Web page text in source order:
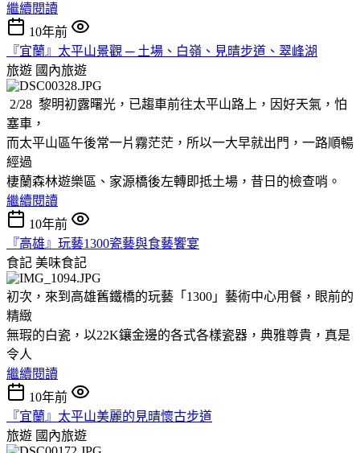
繼續閱讀
10年前
『宜蘭』太平山景觀 ─ 土場、白嶺、見晴步道、翠峰湖
旅遊 國內旅遊
2/28 黎明初露曙光，已趨車前往太平山路上，因好天氣，怕
塞車，
而太平山區午後常一片霧茫茫，所以一大早就出門，一路順暢
經過
棲蘭森林遊樂區、家源橋後左轉即抵土場，昔日的檢查哨。
繼續閱讀
10年前
『高雄』玩藝1300瓷藝與食藝饗宴
食記 美味食記
初次，來到高雄舊鐵橋的玩藝「1300」藝術中心用餐，眼前的
精緻
無瑕的白瓷，以22K鑲金邊的各式各樣瓷器，典雅尊貴，真是
令人
繼續閱讀
10年前
『宜蘭』太平山美麗的見晴懷古步道
旅遊 國內旅遊